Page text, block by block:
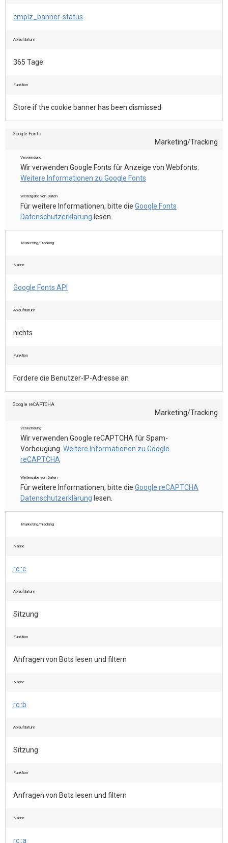
cmplz_banner-status
Ablaufdatum
365 Tage
Funktion
Store if the cookie banner has been dismissed
Google Fonts
Marketing/Tracking
Verwendung
Wir verwenden Google Fonts für Anzeige von Webfonts.
Weitere Informationen zu Google Fonts
Weitergabe von Daten
Für weitere Informationen, bitte die Google Fonts
Datenschutzerklärung lesen.
Marketing/Tracking
Name
Google Fonts API
Ablaufdatum
nichts
Funktion
Fordere die Benutzer-IP-Adresse an
Google reCAPTCHA
Marketing/Tracking
Verwendung
Wir verwenden Google reCAPTCHA für Spam-
Vorbeugung. Weitere Informationen zu Google
reCAPTCHA
Weitergabe von Daten
Für weitere Informationen, bitte die Google reCAPTCHA
Datenschutzerklärung lesen.
Marketing/Tracking
Name
rc::c
Ablaufdatum
Sitzung
Funktion
Anfragen von Bots lesen und filtern
Name
rc::b
Ablaufdatum
Sitzung
Funktion
Anfragen von Bots lesen und filtern
Name
rc::a